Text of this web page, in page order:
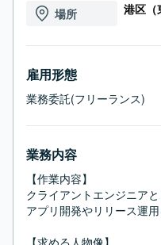
場所 港区（
雇用形態
業務委託(フリーランス)
業務内容
【作業内容】
クライアントエンジニア
アプリ開発やリリース運
【求める人物像】